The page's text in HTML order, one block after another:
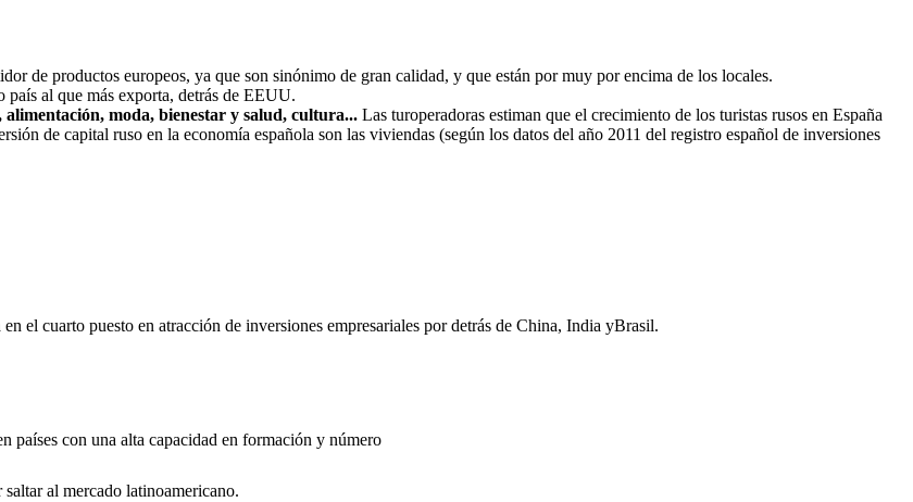
de productos europeos, ya que son sinónimo de gran calidad, y que están por muy por encima de los locales.
al que más exporta, detrás de EEUU.
alimentación, moda, bienestar y salud, cultura... Las turoperadoras estiman que el crecimiento de los turistas rusos en España
de capital ruso en la economía española son las viviendas (según los datos del año 2011 del registro español de inversiones
el cuarto puesto en atracción de inversiones empresariales por detrás de China, India yBrasil.
países con una alta capacidad en formación y número
al mercado latinoamericano.